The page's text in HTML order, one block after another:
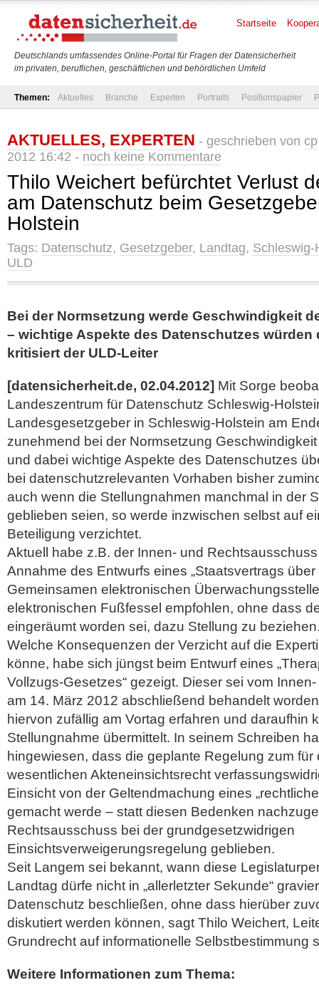
Deutschlands umfassendes Online-Portal für Fragen der Datensicherheit
im privaten, beruflichen, geschäftlichen und behördlichen Umfeld
Startseite
Themen: Aktuelles Branche Experten Portraits Positionspapier
AKTUELLES, EXPERTEN - geschrieben von cp
2012 16:42 - noch keine Kommentare
Thilo Weichert befürchtet Verlust
am Datenschutz beim
Holstein
Tags: Datenschutz, Gesetzgeber, Landtag, Schleswig-
ULD
Bei der Normsetzung werde Geschwindigkeit
– wichtige Aspekte des Datenschutzes würden
kritisiert der ULD-Leiter
[datensicherheit.de, 02.04.2012] Mit Sorge
Landeszentrum für Datenschutz Schleswig-
Landesgesetzgeber in Schleswig-Holstein am
zunehmend bei der Normsetzung
und dabei wichtige Aspekte des Datenschutzes
bei datenschutzrelevanten Vorhaben bisher
auch wenn die Stellungnahmen manchmal in der
geblieben seien, so werde inzwischen selbst auf
Beteiligung verzichtet.
Aktuell habe z.B. der Innen- und
Annahme des Entwurfs eines „Staatsvertrags
Gemeinsamen elektronischen
elektronischen Fußfessel empfohlen, ohne dass
eingeräumt worden sei, dazu Stellung zu
Welche Konsequenzen der Verzicht auf die
könne, habe sich jüngst beim Entwurf eines
Vollzugs-Gesetzes“ gezeigt. Dieser sei vom
am 14. März 2012 abschließend behandelt
hiervon zufällig am Vortag erfahren und daraufhin
Stellungnahme übermittelt. In seinem Schreiben
hingewiesen, dass die geplante Regelung zum
wesentlichen Akteneinsichtsrecht
Einsicht von der Geltendmachung eines
gemacht werde – statt diesen Bedenken
Rechtsausschuss bei der grundgesetzwidrigen
Einsichtsverweigerungsregelung geblieben.
Seit Langem sei bekannt, wann diese
Landtag dürfe nicht in „allerletzter Sekunde“
Datenschutz beschließen, ohne dass hierüber
diskutiert werden können, sagt Thilo Weichert,
Grundrecht auf informationelle Selbstbestimmung
Weitere Informationen zum Thema: